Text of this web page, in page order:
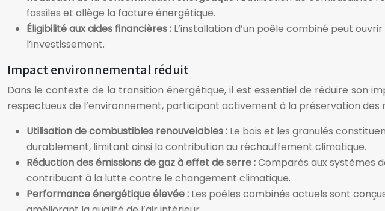
fossiles et allège la facture énergétique.
Éligibilité aux aides financières : L’installation d’un poêle combiné peut
l’investissement.
Impact environnemental réduit
Dans le contexte de la transition énergétique, il est essentiel de réduire son
respectueux de l’environnement, participant activement à la préservation des
Utilisation de combustibles renouvelables : Le bois et les granulés
durablement, limitant ainsi la contribution au réchauffement climatique.
Réduction des émissions de gaz à effet de serre :Comparés aux systèmes
contribuant à la lutte contre le changement climatique.
Performance énergétique élevée : Les poêles combinés actuels sont